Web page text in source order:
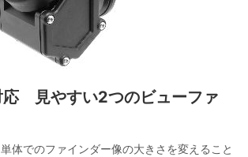
応 見やすい2つのビューファ
体でのファインダー像の大きさを変えること